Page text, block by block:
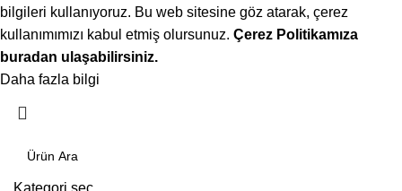
bilgileri kullanıyoruz. Bu web sitesine göz atarak, çerez
kullanımımızı kabul etmiş olursunuz. Çerez Politikamıza
buradan ulaşabilirsiniz.
Daha fazla bilgi